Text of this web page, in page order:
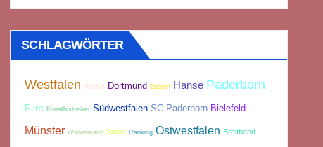
SCHLAGWÖRTER
Westfalen Nixdorf Dortmund Engern Hanse Paderborn
Film Kunsthistoriker Südwestfalen SC Paderborn Bielefeld
Münster Winkelmann Soest Ranking Ostwestfalen Breitband